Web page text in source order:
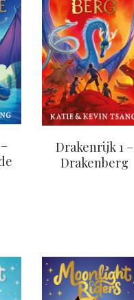
Drakenrijk 1 –
Drakenberg